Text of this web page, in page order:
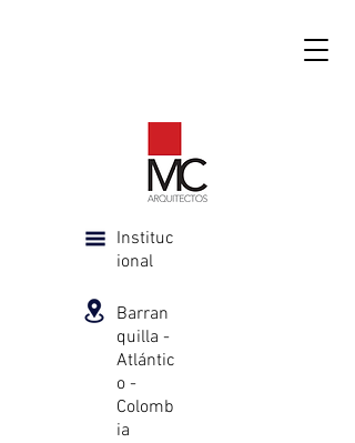
Instituc
ional
Barran
quilla -
Atlántic
o -
Colomb
ia